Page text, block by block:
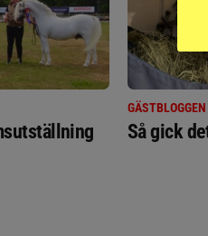
GÄSTBLOGGEN
Så gick